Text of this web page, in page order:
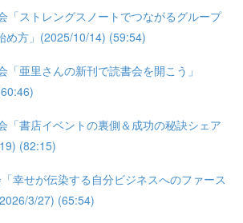
「ストレングスノートでつながるグループ
め方」(2025/10/14) (59:54)
「亜里さんの新刊で読書会を開こう」
「書店イベントの裏側＆成功の秘訣シェア
(82:15)
幸せが伝染する自分ビジネスへのファース
3/27) (65:54)